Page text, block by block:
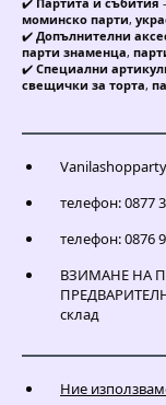
моминско парти,
✔️ Допълнителни
парти знаменца,
✔️ Специални
свещички за торта,
телефон: 0877
телефон: 0876
ВЗИМАНЕ НА
склад
Ние